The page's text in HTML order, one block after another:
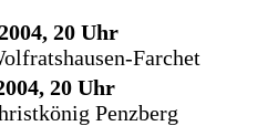
20 Uhr
Farchet
20 Uhr
Penzberg